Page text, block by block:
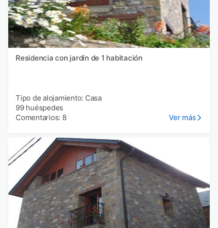
Residencia con jardín de 1 habitación
Tipo de alojamiento: Casa
99 huéspedes
Comentarios: 8
Ver más